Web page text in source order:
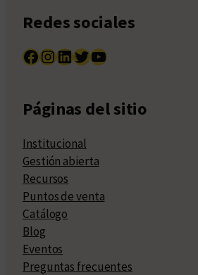
Redes sociales
Facebook InstagramLinkedIn Twitter YouTube
Páginas del sitio
Institucional
Gestión abierta
Recursos
Puntos de venta
Catálogo
Blog
Eventos
Preguntas frecuentes